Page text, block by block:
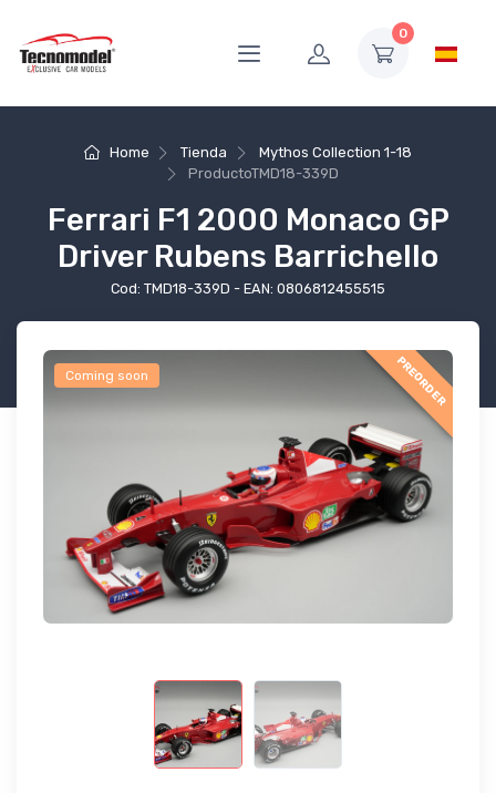
0
Home Tienda
Mythos Collection 1-18
ProductoTMD18-339D
Ferrari F1 2000 Monaco GP
Driver Rubens Barrichello
Cod: TMD18-339D - EAN: 0806812455515
Coming soon PREORDER